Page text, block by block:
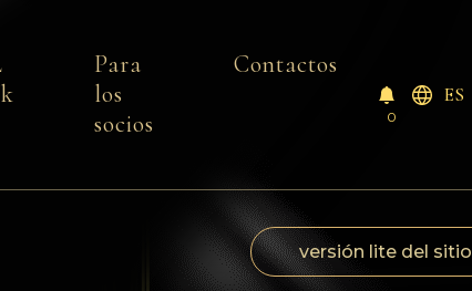
Para
los
socios
Contactos
0
ES
versión lite del sitio